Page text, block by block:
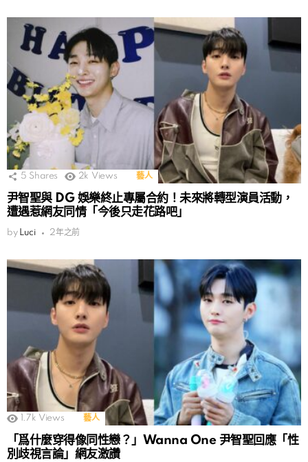
5 Shares 2k Views 藝人
尹智聖與 DG 娛樂終止專屬合約！未來將轉型演員活動，
遭遇惹網友同情「今後只走花路吧」
by Luci 2年之前
1.7k Views 藝人
「爲什麼穿得像同性戀？」Wanna One 尹智聖回應「性
別歧視言論」網友激讚